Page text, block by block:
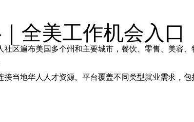
全美工作机会入口
区遍布美国多个州和主要城市，餐饮、零售、美容
当地华人人才资源。平台覆盖不同类型就业需求，